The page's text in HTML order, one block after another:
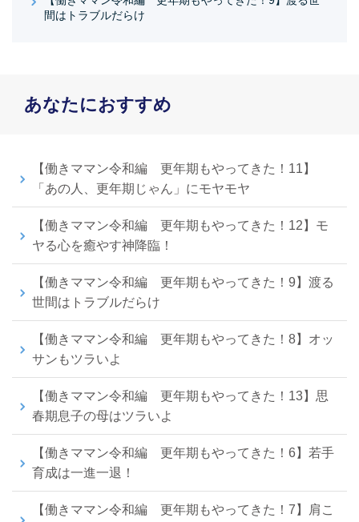
間はトラブルだらけ
あなたにおすすめ
【働きママン令和編 更年期もやってきた！11】
「あの人、更年期じゃん」にモヤモヤ
【働きママン令和編 更年期もやってきた！12】モ
ヤる心を癒やす神降臨！
【働きママン令和編 更年期もやってきた！9】渡る
世間はトラブルだらけ
【働きママン令和編 更年期もやってきた！8】オッ
サンもツラいよ
【働きママン令和編 更年期もやってきた！13】思
春期息子の母はツラいよ
【働きママン令和編 更年期もやってきた！6】若手
育成は一進一退！
【働きママン令和編 更年期もやってきた！7】肩こ